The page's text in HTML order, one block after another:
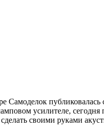
Самоделок публиковалась
усилителе, сегодня
сделать своими руками